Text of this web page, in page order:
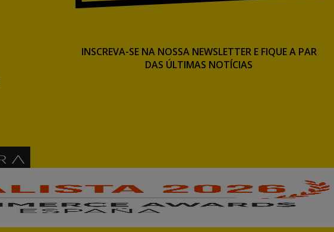
INSCREVA-SE NA NOSSA NEWSLETTER E FIQUE A PAR
DAS ÚLTIMAS NOTÍCIAS